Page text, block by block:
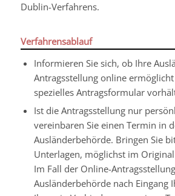
Dublin-Verfahrens.
Verfahrensablauf
Informieren Sie sich, ob Ihre
Antragsstellung online
spezielles Antragsformular
Ist die Antragsstellung nur
vereinbaren Sie einen Termin in
Ausländerbehörde. Bringen Sie
Unterlagen, möglichst im
Im Fall der Online-
Ausländerbehörde nach Eingang